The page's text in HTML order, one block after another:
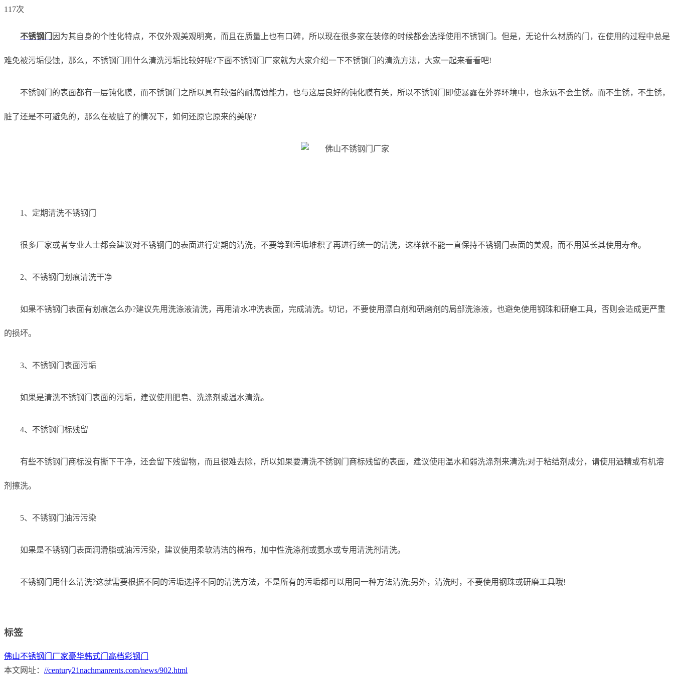
117次
不锈钢门 因为其自身的个性化特点，不仅外观美观明亮，而且在质量上也有口碑，所以现在很多家在装修的时候都会选择使用不锈钢门。但是，无论什么材质的门，在使用的过程中总是
难免被污垢侵蚀，那么，不锈钢门用什么清洗污垢比较好呢?下面不锈钢门厂家就为大家介绍一下不锈钢门的清洗方法，大家一起来看看吧!
不锈钢门的表面都有一层钝化膜，而不锈钢门之所以具有较强的耐腐蚀能力，也与这层良好的钝化膜有关，所以不锈钢门即使暴露在外界环境中，也永远不会生锈。而不生锈，不生锈，
脏了还是不可避免的，那么在被脏了的情况下，如何还原它原来的美呢?
1、定期清洗不锈钢门
很多厂家或者专业人士都会建议对不锈钢门的表面进行定期的清洗，不要等到污垢堆积了再进行统一的清洗，这样就不能一直保持不锈钢门表面的美观，而不用延长其使用寿命。
2、不锈钢门划痕清洗干净
如果不锈钢门表面有划痕怎么办?建议先用洗涤液清洗，再用清水冲洗表面，完成清洗。切记，不要使用漂白剂和研磨剂的局部洗涤液，也避免使用钢珠和研磨工具，否则会造成更严重
的损坏。
3、不锈钢门表面污垢
如果是清洗不锈钢门表面的污垢，建议使用肥皂、洗涤剂或温水清洗。
4、不锈钢门标残留
有些不锈钢门商标没有撕下干净，还会留下残留物，而且很难去除，所以如果要清洗不锈钢门商标残留的表面，建议使用温水和弱洗涤剂来清洗;对于粘结剂成分，请使用酒精或有机溶
剂擦洗。
5、不锈钢门油污污染
如果是不锈钢门表面润滑脂或油污污染，建议使用柔软清洁的棉布，加中性洗涤剂或氨水或专用清洗剂清洗。
不锈钢门用什么清洗?这就需要根据不同的污垢选择不同的清洗方法，不是所有的污垢都可以用同一种方法清洗;另外，清洗时，不要使用钢珠或研磨工具哦!
标签
佛山不锈钢门厂家豪华韩式门 高档彩钢门
本文网址： //century21nachmanrents.com/news/902.html